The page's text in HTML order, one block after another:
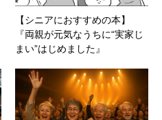
【シニアにおすすめの本】
『両親が元気なうちに“実家じ
まい”はじめました』